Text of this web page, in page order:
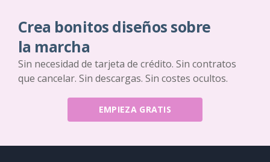
Crea bonitos diseños sobre
la marcha
Sin necesidad de tarjeta de crédito. Sin contratos
que cancelar. Sin descargas. Sin costes ocultos.
EMPIEZA GRATIS